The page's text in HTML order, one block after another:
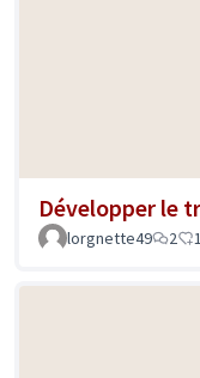
Développer le
lorgnette49
2 1